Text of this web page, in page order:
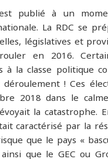
publié à un
La RDC se
législatives et
en 2016.
à la classe politique
! Ces
2018 dans le
la catastrophe.
caractérisé par la
que le pays «
ainsi que le GEC ou